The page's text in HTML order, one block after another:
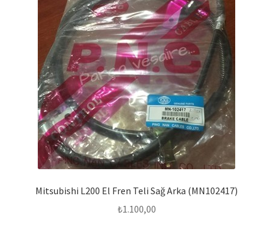
Mitsubishi L200 El Fren Teli Sağ Arka (MN102417)
₺1.100,00